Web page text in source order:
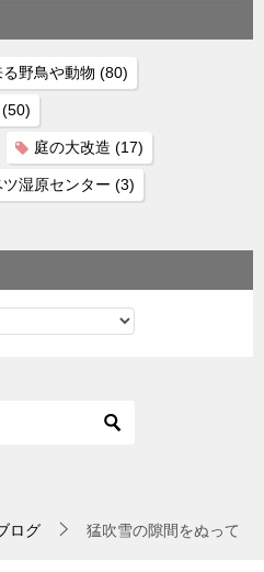
野鳥や動物 (80)
(50)
庭の大改造 (17)
湿原センター (3)
ログ 猛吹雪の隙間をぬって